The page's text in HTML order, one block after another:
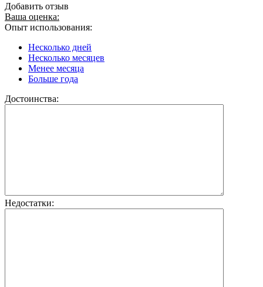
Добавить отзыв
Ваша оценка:
Опыт использования:
Несколько дней
Несколько месяцев
Менее месяца
Больше года
Достоинства:
Недостатки: